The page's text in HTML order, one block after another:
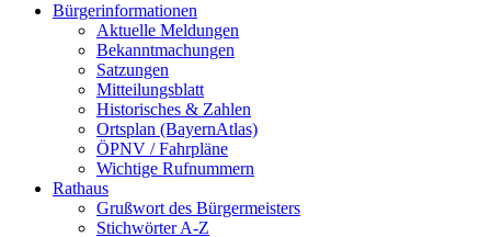
Bürgerinformationen
Aktuelle Meldungen
Bekanntmachungen
Satzungen
Mitteilungsblatt
Historisches & Zahlen
Ortsplan (BayernAtlas)
ÖPNV / Fahrpläne
Wichtige Rufnummern
Rathaus
Grußwort des Bürgermeisters
Stichwörter A-Z